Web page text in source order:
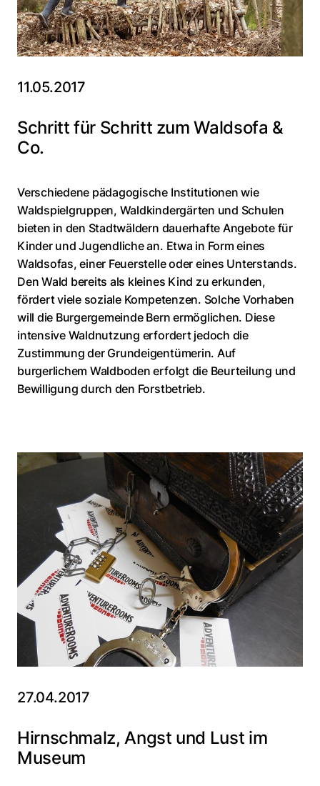
11.05.2017
Schritt für Schritt zum Waldsofa &
Co.
Verschiedene pädagogische Institutionen wie
Waldspielgruppen, Waldkindergärten und Schulen
bieten in den Stadtwäldern dauerhafte Angebote für
Kinder und Jugendliche an. Etwa in Form eines
Waldsofas, einer Feuerstelle oder eines Unterstands.
Den Wald bereits als kleines Kind zu erkunden,
fördert viele soziale Kompetenzen. Solche Vorhaben
will die Burgergemeinde Bern ermöglichen. Diese
intensive Waldnutzung erfordert jedoch die
Zustimmung der Grundeigentümerin. Auf
burgerlichem Waldboden erfolgt die Beurteilung und
Bewilligung durch den Forstbetrieb.
27.04.2017
Hirnschmalz, Angst und Lust im
Museum